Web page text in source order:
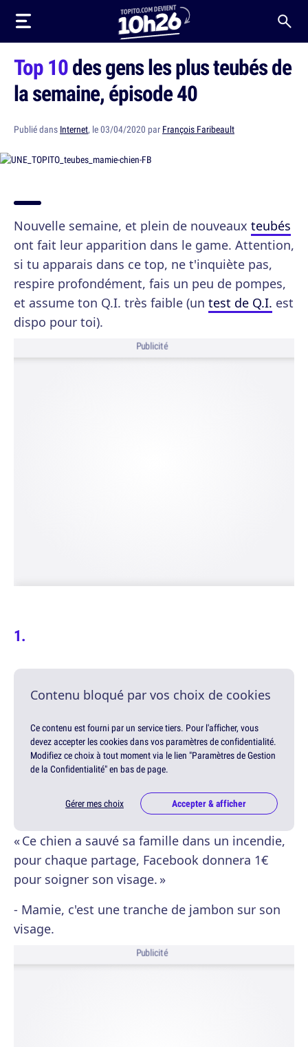
Top 10des gens les plus teubés de
la semaine, épisode 40
Publié dans Internet, le 03/04/2020 par François Faribeault
Nouvelle semaine, et plein de nouveaux teubés
ont fait leur apparition dans le game. Attention,
si tu apparais dans ce top, ne t'inquiète pas,
respire profondément, fais un peu de pompes,
et assume ton Q.I. très faible (un test de Q.I. est
dispo pour toi).
Publicité
Contenu bloqué par vos choix de cookies
Ce contenu est fourni par un service tiers. Pour l'afficher, vous
devez accepter les cookies dans vos paramètres de confidentialité.
Modifiez ce choix à tout moment via le lien "Paramètres de Gestion
de la Confidentialité" en bas de page.
Gérer mes choix Accepter & afficher
« Ce chien a sauvé sa famille dans un incendie,
pour chaque partage, Facebook donnera 1€
pour soigner son visage. »
- Mamie, c'est une tranche de jambon sur son
visage.
Publicité